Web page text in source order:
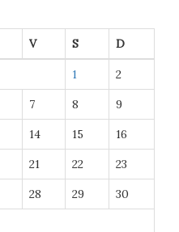
V S D
1 2
7 8 9
14 15 16
21 22 23
28 29 30